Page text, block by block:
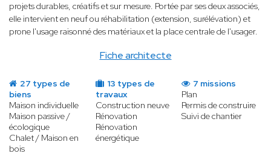
Fiche architecte
projets durables, créatifs et sur mesure. Portée par ses deux associés,
elle intervient en neuf ou réhabilitation (extension, surélévation) et
prone l'usage raisonné des matériaux et la place centrale de l'usager.
27 types de
biens
Maison individuelle
Maison passive /
écologique
Chalet / Maison en
bois
13 types de
travaux
Construction neuve
Rénovation
Rénovation
énergétique
7 missions
Plan
Permis de construire
Suivi de chantier